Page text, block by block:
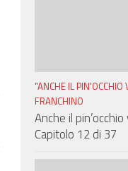
"ANCHE IL PIN'OCCHIO
FRANCHINO
Anche il
Capitolo 12 di 37